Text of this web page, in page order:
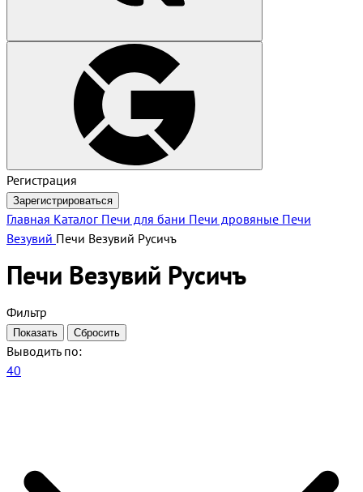
Регистрация
Зарегистрироваться
Главная Каталог Печи для бани Печи дровяные Печи
Везувий Печи Везувий Русичъ
Печи Везувий Русичъ
Фильтр
Выводить по:
40